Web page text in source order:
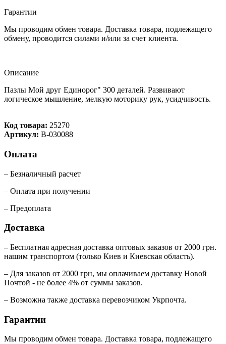
Гарантии
Мы проводим обмен товара. Доставка товара, подлежащего
обмену, проводится силами и/или за счет клиента.
Описание
Пазлы Мой друг Единорог" 300 деталей. Развивают
логическое мышление, мелкую моторику рук, усидчивость.
Код товара: 25270
Артикул: B-030088
Оплата
– Безналичный расчет
– Оплата при получении
– Предоплата
Доставка
– Бесплатная адресная доставка оптовых заказов от 2000 грн.
нашим транспортом (только Киев и Киевская область).
– Для заказов от 2000 грн, мы оплачиваем доставку Новой
Почтой - не более 4% от суммы заказов.
– Возможна также доставка перевозчиком Укрпочта.
Гарантии
Мы проводим обмен товара. Доставка товара, подлежащего